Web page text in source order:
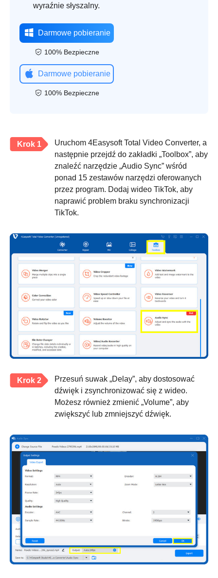
wyraźnie słyszalny.
Darmowe pobieranie
100% Bezpieczne
Darmowe pobieranie
100% Bezpieczne
Krok 1
Uruchom 4Easysoft Total Video Converter, a
następnie przejdź do zakładki „Toolbox”, aby
znaleźć narzędzie „Audio Sync” wśród
ponad 15 zestawów narzędzi oferowanych
przez program. Dodaj wideo TikTok, aby
naprawić problem braku synchronizacji
TikTok.
Krok 2
Przesuń suwak „Delay”, aby dostosować
dźwięk i zsynchronizować się z wideo.
Możesz również zmienić „Volume”, aby
zwiększyć lub zmniejszyć dźwięk.